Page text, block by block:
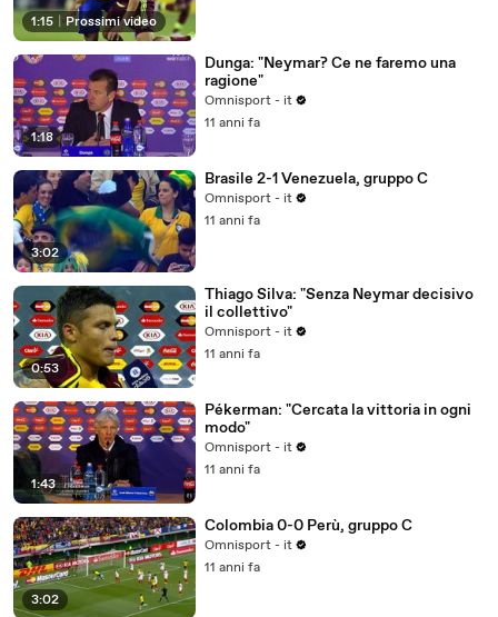
1:15 Prossimi video
1:18
Dunga: "Neymar? Ce ne faremo una
ragione"
Omnisport - it
11 anni fa
3:02
Brasile 2-1 Venezuela, gruppo C
Omnisport - it
11 anni fa
0:53
Thiago Silva: "Senza Neymar decisivo
il collettivo"
Omnisport - it
11 anni fa
1:43
Pékerman: "Cercata la vittoria in ogni
modo"
Omnisport - it
11 anni fa
3:02
Colombia 0-0 Perù, gruppo C
Omnisport - it
11 anni fa